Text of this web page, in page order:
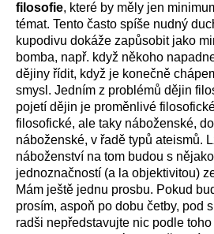
filosofie, které by měly jen
témat. Tento často spíše nudný
kupodivu dokáže zapůsobit jako
bomba, např. když někoho
dějiny řídit, když je konečně
smysl. Jedním z problémů dějin
pojetí dějin je proměnlivé
filosofické, ale taky náboženské,
náboženské, v řadě typů ateismů.
náboženství na tom budou s
jednoznačností (a la objektivitou)
Mám ještě jednu prosbu. Pokud
prosím, aspoň po dobu četby, pod
radši nepředstavujte nic podle